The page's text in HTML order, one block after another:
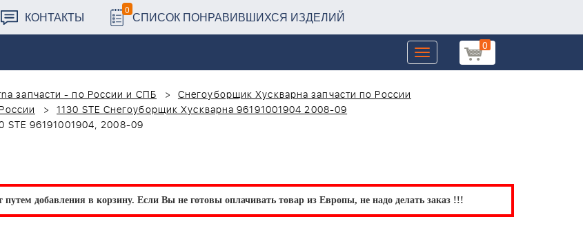
КОНТАКТЫ 0 СПИСОК ПОНРАВИВШИХСЯ ИЗДЕЛИЙ
0
Toggle
navigation
запчасти - по России и СПБ
Снегоуборщик Хускварна запчасти по России
1130 STE Снегоуборщик Хускварна 96191001904 2008-09
96191001904, 2008-09
путем добавления в корзину. Если Вы не готовы оплачивать товар из Европы, не надо делать заказ !!!